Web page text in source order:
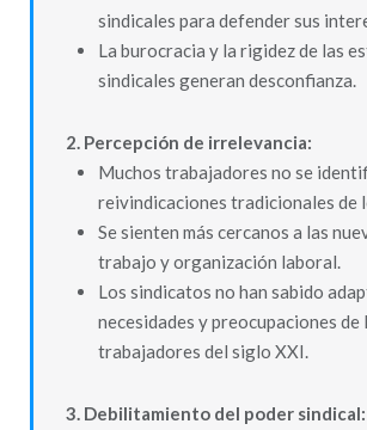
sindicales para defender sus
La burocracia y la rigidez de las
sindicales generan desconfianza.
2. Percepción de irrelevancia:
Muchos trabajadores no se
reivindicaciones tradicionales de
Se sienten más cercanos a las
trabajo y organización laboral.
Los sindicatos no han sabido
necesidades y preocupaciones de
trabajadores del siglo XXI.
3. Debilitamiento del poder sindical: